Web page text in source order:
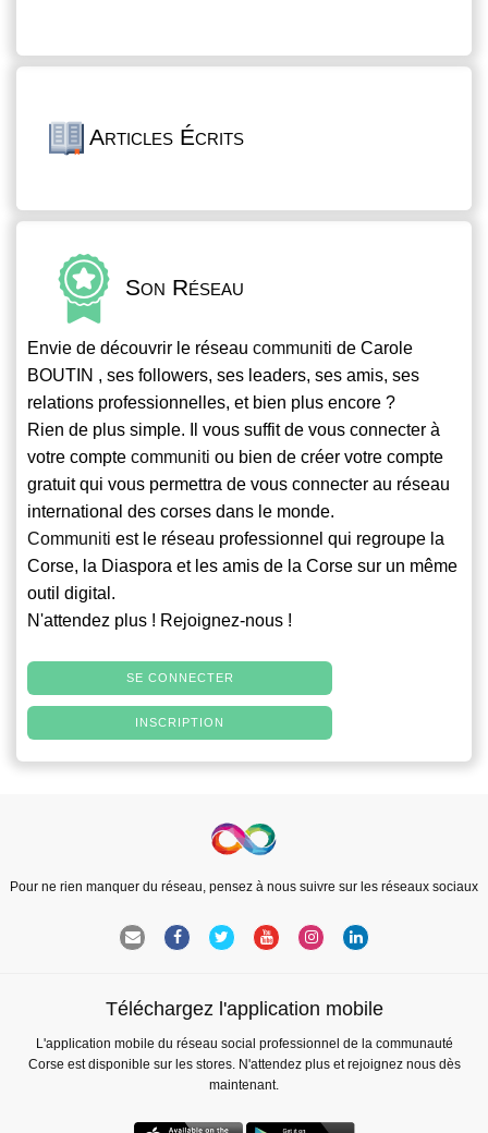
Articles Écrits
Son Réseau
Envie de découvrir le réseau communiti de Carole
BOUTIN , ses followers, ses leaders, ses amis, ses
relations professionnelles, et bien plus encore ?
Rien de plus simple. Il vous suffit de vous connecter à
votre compte communiti ou bien de créer votre compte
gratuit qui vous permettra de vous connecter au réseau
international des corses dans le monde.
Communiti est le réseau professionnel qui regroupe la
Corse, la Diaspora et les amis de la Corse sur un même
outil digital.
N'attendez plus ! Rejoignez-nous !
SE CONNECTER
INSCRIPTION
Pour ne rien manquer du réseau, pensez à nous suivre sur les réseaux sociaux
Téléchargez l'application mobile
L'application mobile du réseau social professionnel de la communauté
Corse est disponible sur les stores. N'attendez plus et rejoignez nous dès
maintenant.